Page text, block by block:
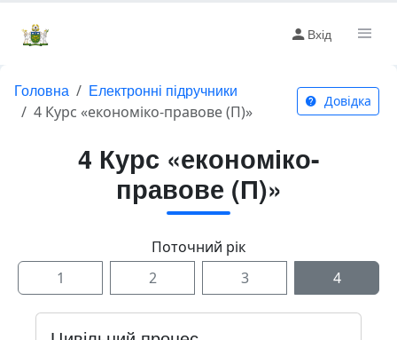
Вхід
Головна Електронні підручники
4 Курс «економіко-правове (П)»
Довідка
4 Курс «економіко-
правове (П)»
Поточний рік
1
2 3 4